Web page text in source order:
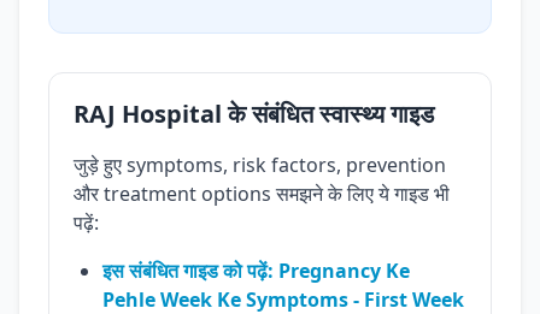
RAJ Hospital के संबंधित स्वास्थ्य गाइड
जुड़े हुए symptoms, risk factors, prevention
और treatment options समझने के लिए ये गाइड भी
पढ़ें:
इस संबंधित गाइड को पढ़ें: Pregnancy Ke
Pehle Week Ke Symptoms - First Week